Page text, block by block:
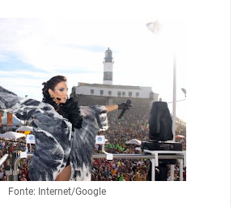
Fonte: Internet/Google